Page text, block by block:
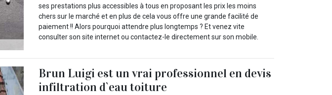
ses prestations plus accessibles à tous en proposant les prix les moins
chers sur le marché et en plus de cela vous offre une grande facilité de
paiement !! Alors pourquoi attendre plus longtemps ? Et venez vite
consulter son site internet ou contactez-le directement sur son mobile.
Brun Luigi est un vrai professionnel en devis
infiltration d`eau toiture